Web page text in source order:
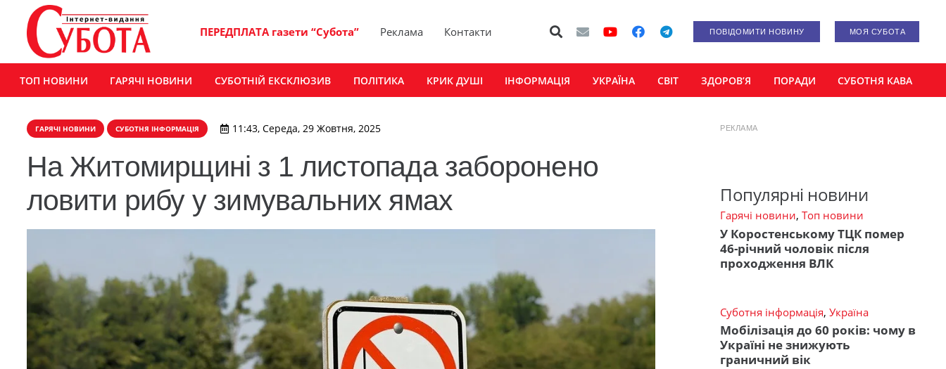
ПЕРЕДПЛАТА газети “Субота” Реклама Контакти ПОВІДОМИТИ НОВИНУ МОЯ СУБОТА
ТОП НОВИНИ ГАРЯЧІ НОВИНИ СУБОТНІЙ ЕКСКЛЮЗИВ ПОЛІТИКА КРИК ДУШІ ІНФОРМАЦІЯ УКРАЇНА СВІТ ЗДОРОВ’Я ПОРАДИ СУБОТНЯ КАВА
ГАРЯЧІ НОВИНИ СУБОТНЯ ІНФОРМАЦІЯ 11:43, Середа, 29 Жовтня, 2025
На Житомирщині з 1 листопада заборонено
ловити рибу у зимувальних ямах
РЕКЛАМА
Популярні новини
Гарячі новини, Топ новини
У Коростенському ТЦК помер
46-річний чоловік після
проходження ВЛК
Суботня інформація, Україна
Мобілізація до 60 років: чому в
Україні не знижують
граничний вік